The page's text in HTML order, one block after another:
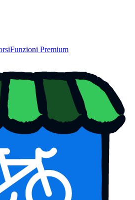
Funzioni Premium